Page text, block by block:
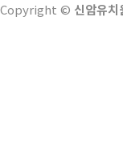
Copyright © 신암유치